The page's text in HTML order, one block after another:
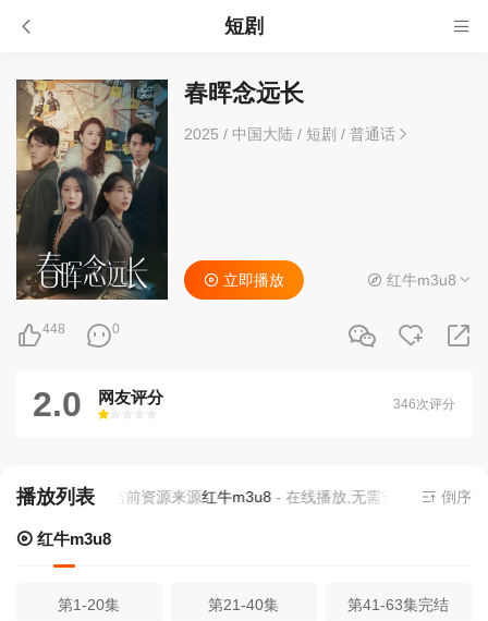
短剧
春晖念远长
2025 / 中国大陆 / 短剧/ 普通话
448 0
立即播放 红牛m3u8
2.0 网友评分
很差
较差还行推荐
力荐
346次评分
播放列表当前资源来源红牛m3u8- 在线播放,无需安装播放器倒序
红牛m3u8
第1-20集 第21-40集 第41-63集完结